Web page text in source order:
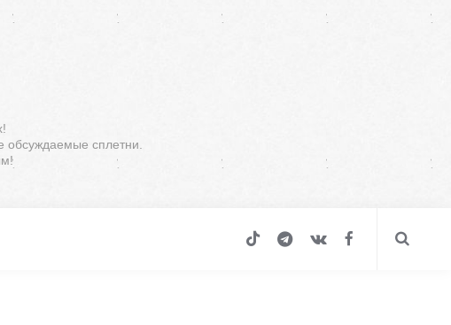
обсуждаемые сплетни.